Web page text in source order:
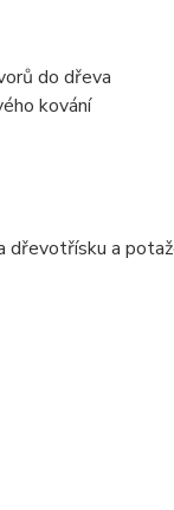
do dřeva
kování
a